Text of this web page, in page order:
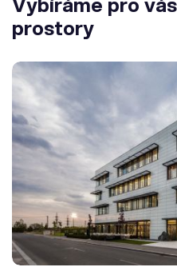
prostory